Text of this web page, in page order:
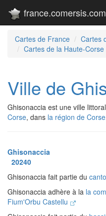
france.comersis.com
Cartes de France
Cartes
Cartes de la Haute-Corse
Ville de
Ghisonaccia est une ville
Corse, dans la région de
Ghisonaccia
20240
Ghisonaccia fait partie du
Ghisonaccia adhère à la la
Fium'Orbu Castellu